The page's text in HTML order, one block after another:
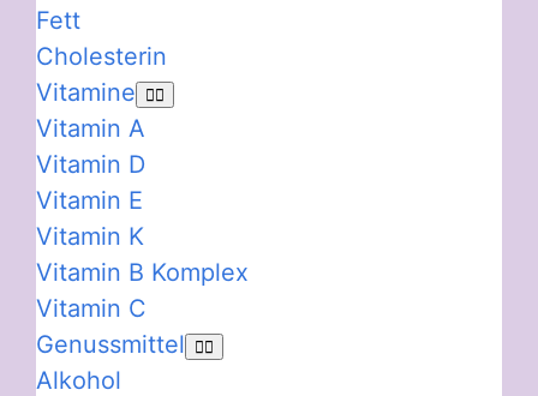
Fett
Cholesterin
Vitamine
Vitamin A
Vitamin D
Vitamin E
Vitamin K
Vitamin B Komplex
Vitamin C
Genussmittel
Alkohol